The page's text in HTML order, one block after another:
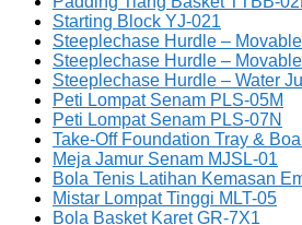
Starting Block YJ-021
Steeplechase Hurdle –
Steeplechase Hurdle –
Steeplechase Hurdle – Water
Peti Lompat Senam PLS-05M
Peti Lompat Senam PLS-07N
Take-Off Foundation Tray &
Meja Jamur Senam MJSL-01
Bola Tenis Latihan Kemasan
Mistar Lompat Tinggi MLT-05
Bola Basket Karet GR-7X1